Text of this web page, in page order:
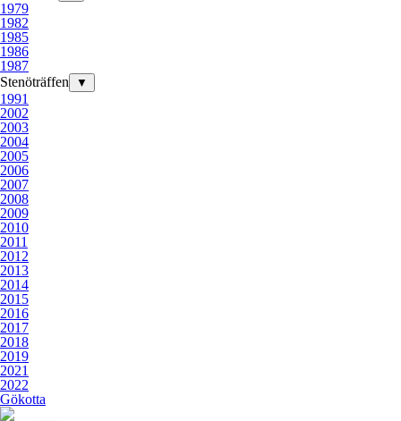
1979
1982
1985
1986
1987
Stenöträffen
▼
1991
2002
2003
2004
2005
2006
2007
2008
2009
2010
2011
2012
2013
2014
2015
2016
2017
2018
2019
2021
2022
Gökotta